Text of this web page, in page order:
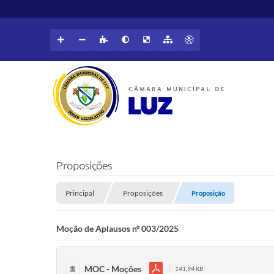
Proposições
Principal Proposições Proposição
Moção de Aplausos nº 003/2025
MOC - Moções 141,94 KB